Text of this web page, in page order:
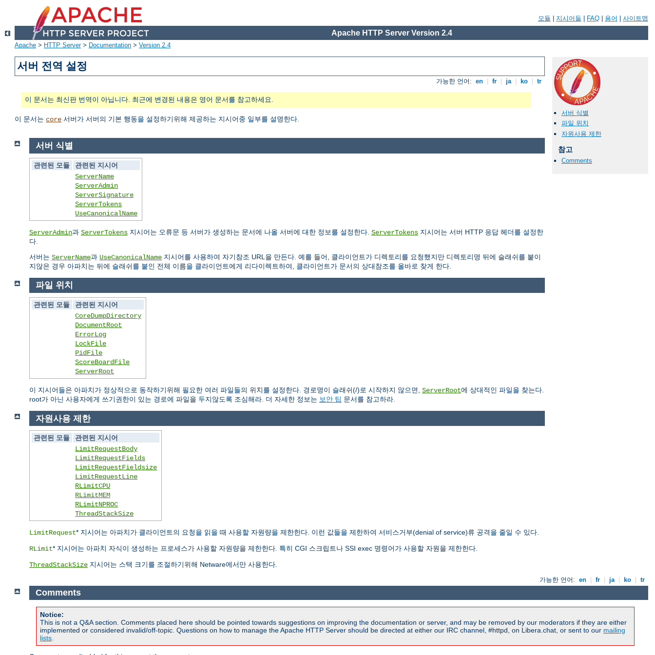
모듈 지시어들 FAQ 용어 사이트맵
Apache HTTP Server Version 2.4
Apache > HTTP Server> Documentation > Version 2.4
서버 전역 설정
가능한 언어: en fr ja ko tr
이 문서는 최신판 번역이 아닙니다. 최근에 변경된 내용은 영어 문서를 참고하세요.
이 문서는 core 서버가 서버의 기본 행동을 설정하기위해 제공하는 지시어중 일부를 설명한다.
서버 식별
파일 위치
자원사용 제한
참고
Comments
서버 식별
관련된 모듈
관련된 지시어
ServerName
ServerAdmin
ServerSignature
ServerTokens
UseCanonicalName
ServerAdmin과 ServerTokens 지시어는 오류문 등 서버가 생성하는 문서에 나올 서버에 대한 정보를 설정한다. ServerTokens 지시어는 서버 HTTP 응답 헤더를 설정한
다.
서버는 ServerName과 UseCanonicalName 지시어를 사용하여 자기참조 URL을 만든다. 예를 들어, 클라이언트가 디렉토리를 요청했지만 디렉토리명 뒤에 슬래쉬를 붙이
지않은 경우 아파치는 뒤에 슬래쉬를 붙인 전체 이름을 클라이언트에게 리다이렉트하여, 클라이언트가 문서의 상대참조를 올바로 찾게 한다.
파일 위치
관련된 모듈
관련된 지시어
CoreDumpDirectory
DocumentRoot
ErrorLog
LockFile
PidFile
ScoreBoardFile
ServerRoot
이 지시어들은 아파치가 정상적으로 동작하기위해 필요한 여러 파일들의 위치를 설정한다. 경로명이 슬래쉬(/)로 시작하지 않으면, ServerRoot에 상대적인 파일을 찾는다.
root가 아닌 사용자에게 쓰기권한이 있는 경로에 파일을 두지않도록 조심해라. 더 자세한 정보는 보안 팁 문서를 참고하라.
자원사용 제한
관련된 모듈
관련된 지시어
LimitRequestBody
LimitRequestFields
LimitRequestFieldsize
LimitRequestLine
RLimitCPU
RLimitMEM
RLimitNPROC
ThreadStackSize
LimitRequest* 지시어는 아파치가 클라이언트의 요청을 읽을 때 사용할 자원량을 제한한다. 이런 값들을 제한하여 서비스거부(denial of service)류 공격을 줄일 수 있다.
RLimit* 지시어는 아파치 자식이 생성하는 프로세스가 사용할 자원량을 제한한다. 특히 CGI 스크립트나 SSI exec 명령어가 사용할 자원을 제한한다.
ThreadStackSize 지시어는 스택 크기를 조절하기위해 Netware에서만 사용한다.
가능한 언어: en fr ja ko tr
Comments
Notice:
This is not a Q&A section. Comments placed here should be pointed towards suggestions on improving the documentation or server, and may be removed by our moderators if they are either
implemented or considered invalid/off-topic. Questions on how to manage the Apache HTTP Server should be directed at either our IRC channel, #httpd, on Libera.chat, or sent to our mailing
lists